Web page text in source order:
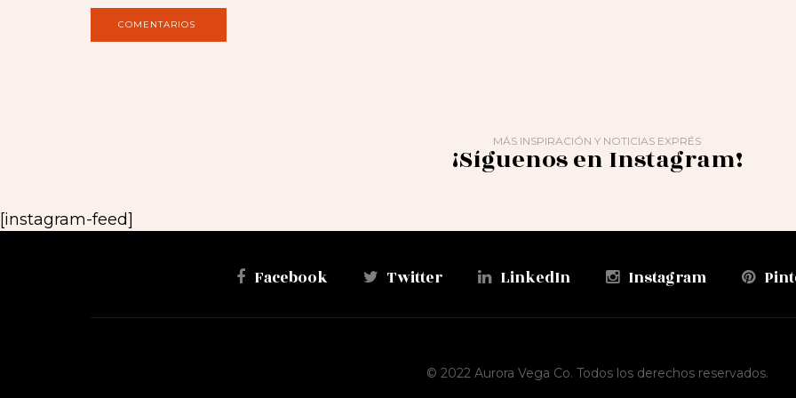
MÁS INSPIRACIÓN Y NOTICIAS EXPRÉS
¡Síguenos en Instagram!
[instagram-feed]
Facebook Twitter LinkedIn Instagram
© 2022 Aurora Vega Co. Todos los derechos reservados.